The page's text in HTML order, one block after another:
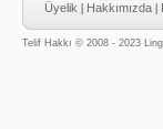
Üyelik | Hakkımızda |
Telif Hakkı © 2008 - 2023